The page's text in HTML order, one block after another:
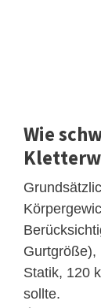
Wie
Gurtgröße),
Statik, 120
sollte.